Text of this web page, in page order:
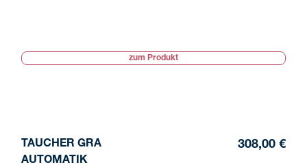
zum Produkt
TAUCHER GRA
AUTOMATIK
308,00 €